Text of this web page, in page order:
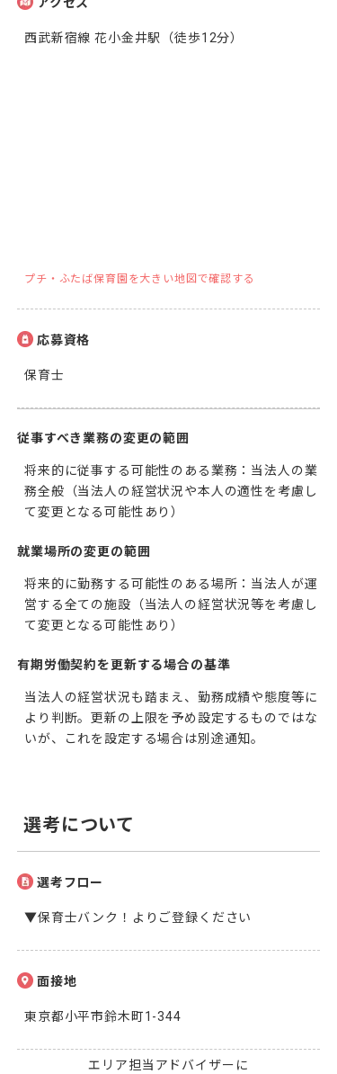
西武新宿線 花小金井駅（徒歩12分）
プチ・ふたば保育園を大きい地図で確認する
応募資格
保育士
従事すべき業務の変更の範囲
将来的に従事する可能性のある業務：当法人の業
務全般（当法人の経営状況や本人の適性を考慮し
て変更となる可能性あり）
就業場所の変更の範囲
将来的に勤務する可能性のある場所：当法人が運
営する全ての施設（当法人の経営状況等を考慮し
て変更となる可能性あり）
有期労働契約を更新する場合の基準
当法人の経営状況も踏まえ、勤務成績や態度等に
より判断。更新の上限を予め設定するものではな
いが、これを設定する場合は別途通知。
選考について
選考フロー
▼保育士バンク！よりご登録ください
面接地
東京都小平市鈴木町1-344
エリア担当アドバイザーに